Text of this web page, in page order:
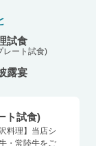
試食
レート試食)
露宴
ト試食)
料理】当店シ
・常陸牛をご